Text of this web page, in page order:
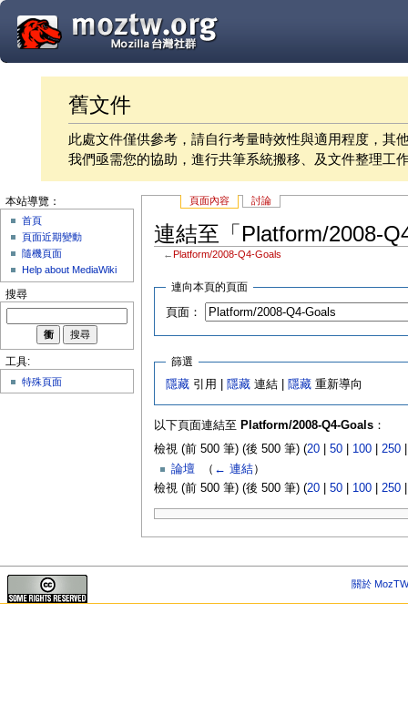
舊文件
此處文件僅供參考，請自行考量時效性與適用程度，其
我們亟需您的協助，進行共筆系統搬移、及文件整理工
頁面內容 討論
連結至「Platform/2008-
← Platform/2008-Q4-Goals
連向本頁的頁面
頁面：
篩選
隱藏 引用 | 隱藏 連結 | 隱藏 重新導向
以下頁面連結至 Platform/2008-Q4-Goals：
檢視 (前 500 筆) (後 500 筆) (20| 50| 100| 250
論壇
（ ← 連結）
檢視 (前 500 筆) (後 500 筆) (20| 50| 100| 250
本站導覽：
首頁
頁面近期變動
隨機頁面
Help about MediaWiki
搜尋
工具:
特殊頁面
關於